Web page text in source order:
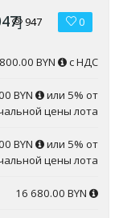
]947 0
BYN с НДС
BYN
или 5% от
цены лота
BYN
или 5% от
цены лота
16 680.00 BYN